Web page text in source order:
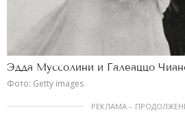
Эдда Муссолини и Галеаццо
Фото: Getty images
РЕКЛАМА –